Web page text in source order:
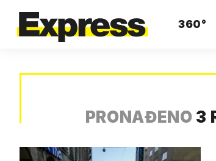
360°
PRONAĐENO 3